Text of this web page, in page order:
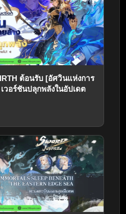
ต้อนรับ [อัศวินแห่งการ
วอร์ชันปลุกพลังในอัปเดต